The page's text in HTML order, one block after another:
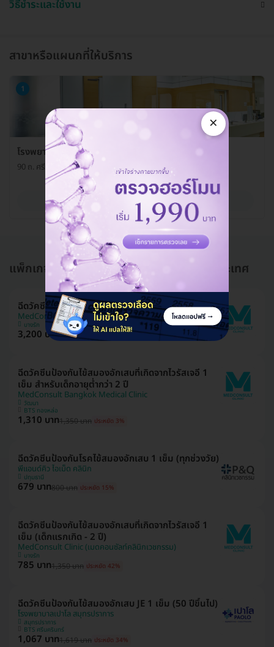
วิธีชำระและใช้งาน
สาขาหรือแผนกที่ให้บริการ
1
โรงพยาบาลพญาไท ศรีราชา แผนกอายุรกรรม
90 ถ. ศรีราชานคร 3 ต. ศรีราชา อ. ศรีราชา จ. ชลบุรี 20110
ดูรายละเอียด
แพ็กเกจอื่นใน วัคซีนสำหรับผู้เดินทางไปต่างประเทศ
ฉีดวัคซีนป้องกันโรคไข้กาฬหลังแอ่น 1 เข็ม (2 ปีขึ้นไป)
MedConsult Clinic (เมดคอนซัลท์คลินิกเวชกรรม)
บางรัก
3,200 บาท3,320 บาท ประหยัด 4%
ฉีดวัคซีนป้องกันไข้สมองอักเสบที่เกิดจากไวรัสเจอี 1
เข็ม สำหรับเด็กอายุต่ำกว่า 2 ปี
MedConsult Bangkok Medical Clinic
วัฒนา
BTS ทองหล่อ
1,310 บาท1,350 บาท ประหยัด 3%
ฉีดวัคซีนป้องกันโรคไข้สมองอักเสบ 1 เข็ม (ทุกช่วงวัย)
พีแอนด์คิว ไอเม็ด คลินิก
ปทุมธานี
679 บาท800 บาท ประหยัด 15%
ฉีดวัคซีนป้องกันไข้สมองอักเสบที่เกิดจากไวรัสเจอี 1
เข็ม (เด็กแรกเกิด - 2 ปี)
MedConsult Clinic (เมดคอนซัลท์คลินิกเวชกรรม)
บางรัก
785 บาท1,350 บาท ประหยัด 42%
ฉีดวัคซีนป้องกันไข้สมองอักเสบ JE 1 เข็ม (50 ปีขึ้นไป)
โรงพยาบาลเปาโล สมุทรปราการ
สมุทรปราการ
BTS ศรีนครินทร์
1,067 บาท1,619 บาท ประหยัด 34%
×